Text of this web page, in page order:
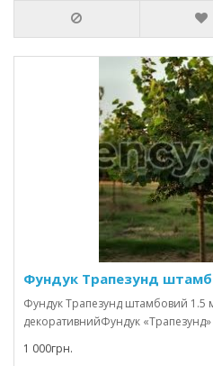
Фундук Трапезунд
Фундук Трапезунд штамбовий
декоративнийФундук
1 000грн.